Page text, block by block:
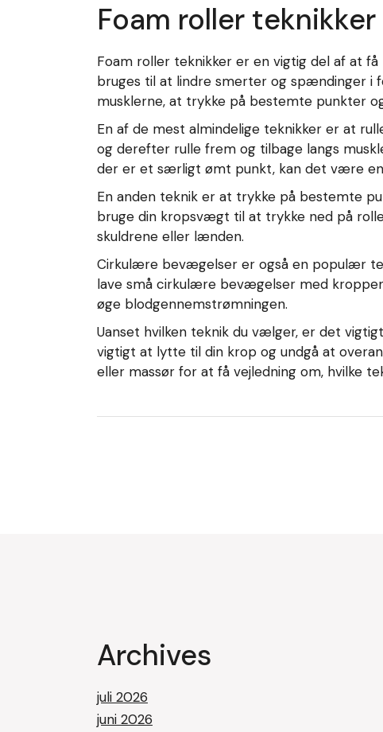
Foam roller teknikker
Foam roller teknikker er en vigtig del af at
bruges til at lindre smerter og spændinger i
musklerne, at trykke på bestemte punkter
En af de mest almindelige teknikker er at
og derefter rulle frem og tilbage langs
der er et særligt ømt punkt, kan det være
En anden teknik er at trykke på bestemte
bruge din kropsvægt til at trykke ned på
skuldrene eller lænden.
Cirkulære bevægelser er også en populær
lave små cirkulære bevægelser med
øge blodgennemstrømningen.
Uanset hvilken teknik du vælger, er det
vigtigt at lytte til din krop og undgå at
eller massør for at få vejledning om, hvilke
Archives
juli 2026
juni 2026